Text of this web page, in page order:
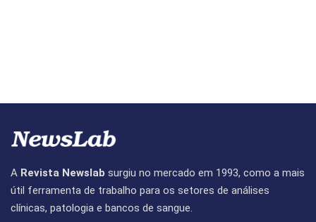
A Revista Newslab surgiu no mercado em 1993, como a mais
útil ferramenta de trabalho para os setores de análises
clínicas, patologia e bancos de sangue.